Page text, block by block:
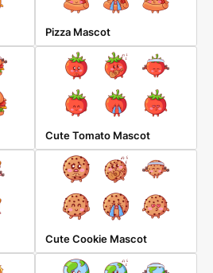
Pizza Mascot
Cute Tomato Mascot
Cute Cookie Mascot